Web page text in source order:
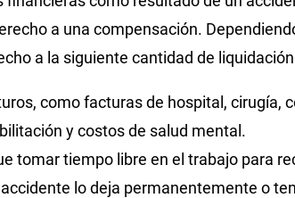
a una compensación.
a la siguiente cantidad de
como facturas de hospital, cirugía,
y costos de salud mental.
tomar tiempo libre en el trabajo para
lo deja permanentemente o